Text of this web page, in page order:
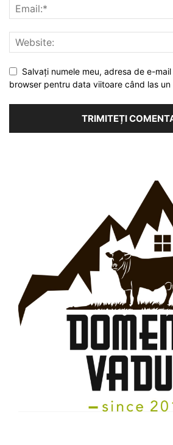
Salvați numele meu, adresa de e-
browser pentru data viitoare când las un